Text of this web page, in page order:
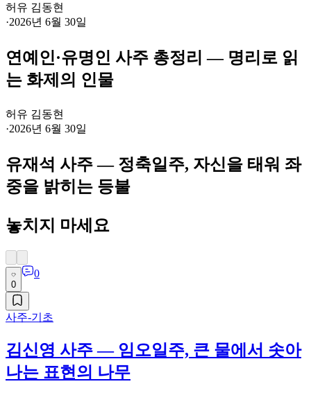
허유 김동현
·2026년 6월 30일
연예인·유명인 사주 총정리 — 명리로 읽
는 화제의 인물
허유 김동현
·2026년 6월 30일
유재석 사주 — 정축일주, 자신을 태워 좌
중을 밝히는 등불
놓치지 마세요
0
0
사주-기초
김신영 사주 — 임오일주, 큰 물에서 솟아
나는 표현의 나무